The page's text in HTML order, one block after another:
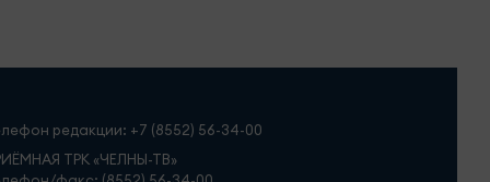
редакции: +7 (8552) 56-34-00
ТРК «ЧЕЛНЫ-ТВ»